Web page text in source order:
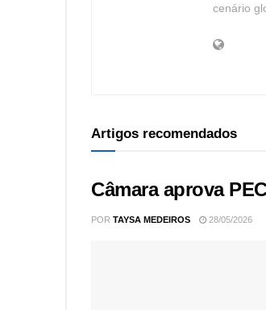
cenário
Artigos recomendados
Câmara aprova
POR TAYSA MEDEIROS 28/05/2026